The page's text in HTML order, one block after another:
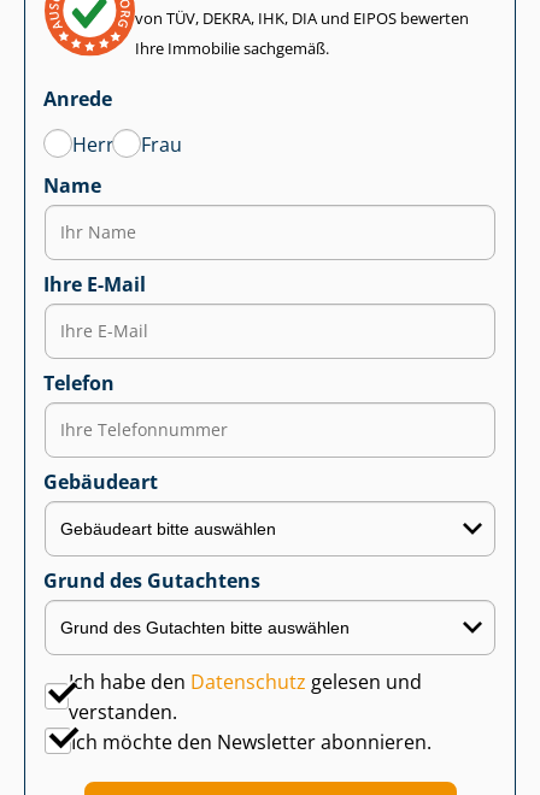
von TÜV, DEKRA, IHK, DIA und EIPOS bewerten
Ihre Immobilie sachgemäß.
Anrede
Herr
Frau
Name
Ihre E-Mail
Telefon
Gebäudeart
Grund des Gutachtens
Ich habe den Datenschutz gelesen und
verstanden.
Ich möchte den Newsletter abonnieren.